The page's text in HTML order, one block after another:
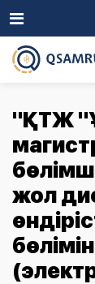
"ҚТЖ
жол